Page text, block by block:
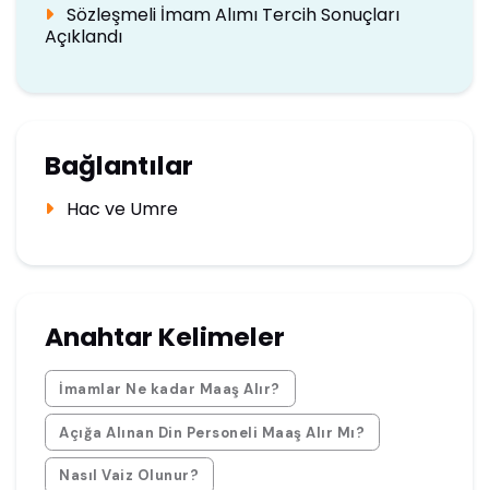
Sözleşmeli İmam Alımı Tercih Sonuçları
Açıklandı
Bağlantılar
Hac ve Umre
Anahtar Kelimeler
İmamlar Ne kadar Maaş Alır?
Açığa Alınan Din Personeli Maaş Alır Mı?
Nasıl Vaiz Olunur?